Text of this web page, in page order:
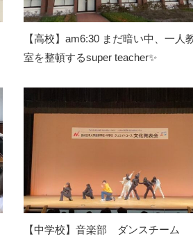
【高校】am6:30 まだ暗い中、一人
室を整頓するsuper teacher✨
【中学校】音楽部 ダンスチーム